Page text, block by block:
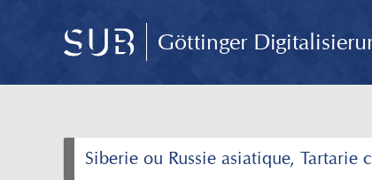
Göttinger
Siberie ou Russie asiatique, Tartarie